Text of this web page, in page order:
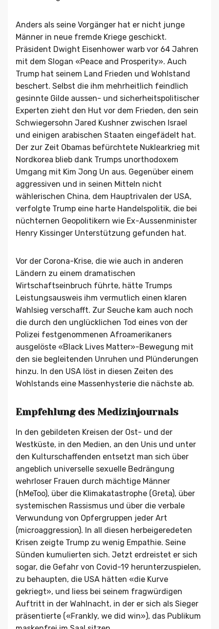
Anders als seine Vorgänger hat er nicht junge
Männer in neue fremde Kriege geschickt.
Präsident Dwight Eisenhower warb vor 64 Jahren
mit dem Slogan «Peace and Prosperity». Auch
Trump hat seinem Land Frieden und Wohlstand
beschert. Selbst die ihm mehrheitlich feindlich
gesinnte Gilde aussen- und sicherheitspolitischer
Experten zieht den Hut vor dem Frieden, den sein
Schwiegersohn Jared Kushner zwischen Israel
und einigen arabischen Staaten eingefädelt hat.
Der zur Zeit Obamas befürchtete Nuklearkrieg mit
Nordkorea blieb dank Trumps unorthodoxem
Umgang mit Kim Jong Un aus. Gegenüber einem
aggressiven und in seinen Mitteln nicht
wählerischen China, dem Hauptrivalen der USA,
verfolgte Trump eine harte Handelspolitik, die bei
nüchternen Geopolitikern wie Ex-Aussenminister
Henry Kissinger Unterstützung gefunden hat.
Vor der Corona-Krise, die wie auch in anderen
Ländern zu einem dramatischen
Wirtschaftseinbruch führte, hätte Trumps
Leistungsausweis ihm vermutlich einen klaren
Wahlsieg verschafft. Zur Seuche kam auch noch
die durch den unglücklichen Tod eines von der
Polizei festgenommenen Afroamerikaners
ausgelöste «Black Lives Matter»-Bewegung mit
den sie begleitenden Unruhen und Plünderungen
hinzu. In den USA löst in diesen Zeiten des
Wohlstands eine Massenhysterie die nächste ab.
Empfehlung des Medizinjournals
In den gebildeten Kreisen der Ost- und der
Westküste, in den Medien, an den Unis und unter
den Kulturschaffenden entsetzt man sich über
angeblich universelle sexuelle Bedrängung
wehrloser Frauen durch mächtige Männer
(hMeToo), über die Klimakatastrophe (Greta), über
systemischen Rassismus und über die verbale
Verwundung von Opfergruppen jeder Art
(microaggression). In all diesen herbeigeredeten
Krisen zeigte Trump zu wenig Empathie. Seine
Sünden kumulierten sich. Jetzt erdreistet er sich
sogar, die Gefahr von Covid-19 herunterzuspielen,
zu behaupten, die USA hätten «die Kurve
gekriegt», und liess bei seinem fragwürdigen
Auftritt in der Wahlnacht, in der er sich als Sieger
präsentierte («Frankly, we did win»), das Publikum